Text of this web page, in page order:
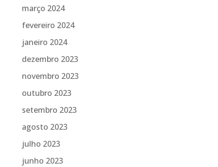
março 2024
fevereiro 2024
janeiro 2024
dezembro 2023
novembro 2023
outubro 2023
setembro 2023
agosto 2023
julho 2023
junho 2023